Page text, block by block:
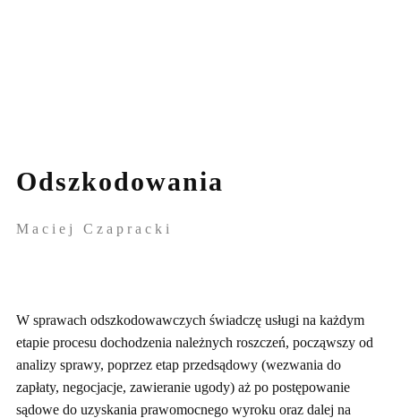
Odszkodowania
Maciej Czapracki
W sprawach odszkodowawczych świadczę usługi na każdym
etapie procesu dochodzenia należnych roszczeń, począwszy od
analizy sprawy, poprzez etap przedsądowy (wezwania do
zapłaty, negocjacje, zawieranie ugody) aż po postępowanie
sądowe do uzyskania prawomocnego wyroku oraz dalej na